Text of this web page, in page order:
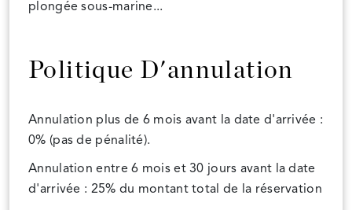
plongée sous-marine...
Politique D'annulation
Annulation plus de 6 mois avant la date d'arrivée :
0% (pas de pénalité).
Annulation entre 6 mois et 30 jours avant la date
d'arrivée : 25% du montant total de la réservation